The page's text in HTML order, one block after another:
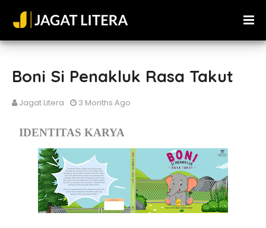
Boni Si Penakluk Rasa Takut
Jagat Litera 3 Months Ago
IDENTITAS KARYA